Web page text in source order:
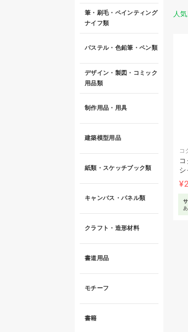
人
コ
シ
筆・刷毛・ペインティング
ナイフ類
パステル・色鉛筆・ペン類
デザイン・製図・コミック
用品類
制作用品・用具
建築模型用品
紙類・スケッチブック類
キャンバス・パネル類
クラフト・造形材料
書道用品
モチーフ
書籍